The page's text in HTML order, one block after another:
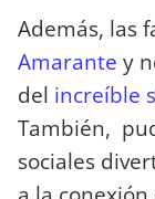
Además, las
Amarante y
del increíble
También,
sociales